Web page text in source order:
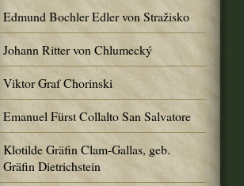
Edmund Bochler Edler von Stražisko
Johann Ritter von Chlumecký
Viktor Graf Chorinski
Emanuel Fürst Collalto San Salvatore
Klotilde Gräfin Clam-Gallas, geb.
Gräfin Dietrichstein